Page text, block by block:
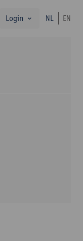
zoekLogin NL EN